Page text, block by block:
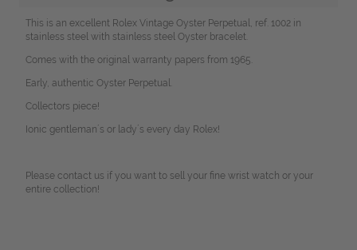
This is an excellent Rolex Vintage Oyster Perpetual, ref. 1002 in
stainless steel with stainless steel Oyster bracelet.
Comes with the original warranty papers from 1965.
Early, authentic Oyster Perpetual.
Collectors piece!
Ionic gentleman´s or lady´s every day Rolex!
Please contact us if you want to sell your fine wrist watch or your
entire collection!